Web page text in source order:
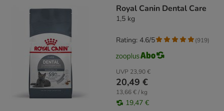
Royal Canin Dental Care
1,5 kg
UVP 23,90 €
20,49 €
13,66 € / kg
19,47 €
Rating: 4.6/5 (919)